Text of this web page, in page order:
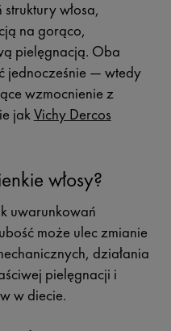
włosa,
na gorąco,
pielęgnacją. Oba
jednocześnie — wtedy
wzmocnienie z
jakVichy Dercos
włosy?
uwarunkowań
może ulec zmianie
działania
pielęgnacji i
w diecie.